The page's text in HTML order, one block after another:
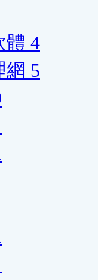
體 4
網 5